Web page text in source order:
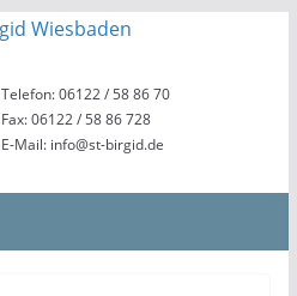
Telefon: 06122 / 58 86 70
Fax: 06122 / 58 86 728
E-Mail: info@st-birgid.de